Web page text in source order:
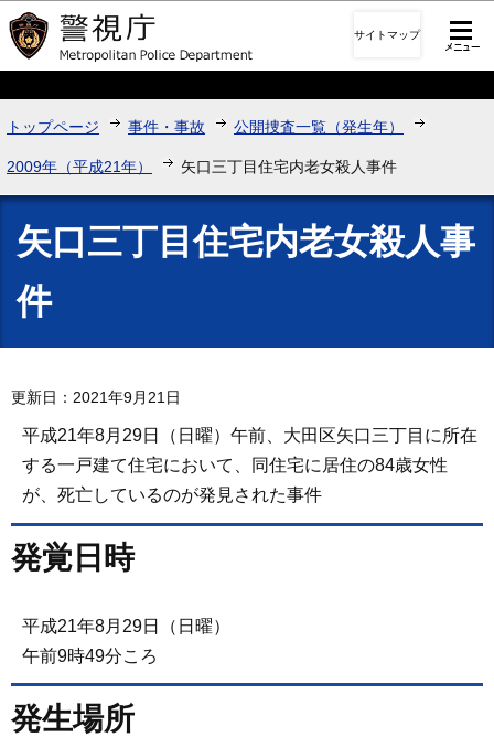
このページの本文へ移動
サイトマップ
トップページ 事件・事故 公開捜査一覧（発生年）
2009年（平成21年） 矢口三丁目住宅内老女殺人事件
矢口三丁目住宅内老女殺人事
件
更新日：2021年9月21日
平成21年8月29日（日曜）午前、大田区矢口三丁目に所在
する一戸建て住宅において、同住宅に居住の84歳女性
が、死亡しているのが発見された事件
発覚日時
平成21年8月29日（日曜）
午前9時49分ころ
発生場所